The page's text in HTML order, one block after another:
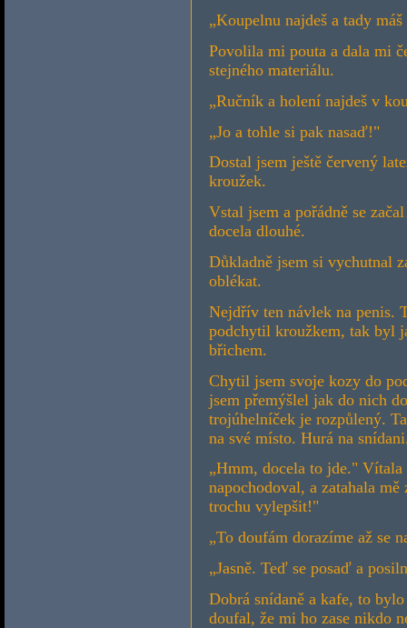
„Koupelnu najdeš a tady
Povolila mi pouta a dala mi
stejného materiálu.
„Ručník a holení najdeš v
„Jo a tohle si pak nasaď!"
Dostal jsem ještě červený
kroužek.
Vstal jsem a pořádně se
docela dlouhé.
Důkladně jsem si vychutnal
oblékat.
Nejdřív ten návlek na penis.
podchytil kroužkem, tak byl
břichem.
Chytil jsem svoje kozy do
jsem přemýšlel jak do nich
trojúhelníček je rozpůlený.
na své místo. Hurá na
„Hmm, docela to jde."
napochodoval, a zatahala
trochu vylepšit!"
„To doufám dorazíme až se
„Jasně. Teď se posaď a
Dobrá snídaně a kafe, to
doufal, že mi ho zase nikdo